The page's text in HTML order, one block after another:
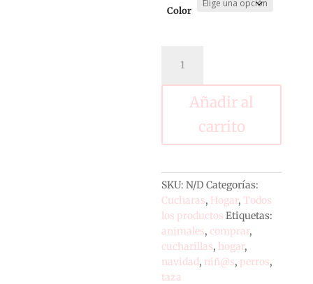
Color
Perro
cantidad
Añadir al
carrito
SKU:N/D Categorías:
Cucharas, Hogar,Todos
los productos Etiquetas:
animales, comprar,
cucharillas, hogar,
navidad, niñ@s, perros,
taza